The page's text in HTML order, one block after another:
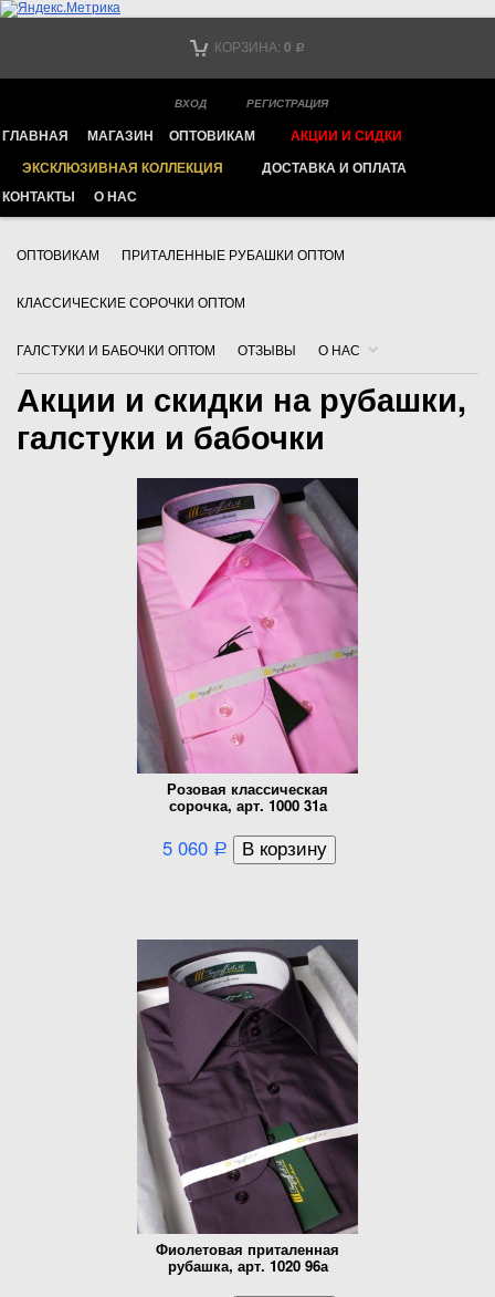
КОРЗИНА: 0 Р
ВХОД РЕГИСТРАЦИЯ
ГЛАВНАЯ МАГАЗИН ОПТОВИКАМ
АКЦИИ И СИДКИ
ЭКСКЛЮЗИВНАЯ КОЛЛЕКЦИЯ
ДОСТАВКА И ОПЛАТА
КОНТАКТЫ
О НАС
ДОСТАВКА И ОПЛАТА
ОПТОВИКАМ ПРИТАЛЕННЫЕ РУБАШКИ ОПТОМ
КЛАССИЧЕСКИЕ СОРОЧКИ ОПТОМ
ГАЛСТУКИ И БАБОЧКИ ОПТОМ ОТЗЫВЫ О НАС
Акции и скидки на рубашки,
галстуки и бабочки
Розовая классическая
сорочка, арт. 1000 31а
5 060 Р
Фиолетовая приталенная
рубашка, арт. 1020 96а